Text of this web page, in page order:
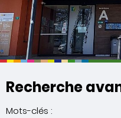
Recherche
Mots-clés :